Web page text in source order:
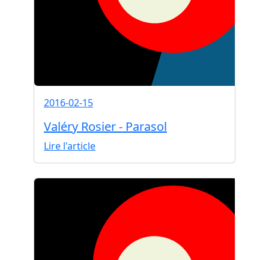
2016-02-15
Valéry Rosier - Parasol
Lire l'article